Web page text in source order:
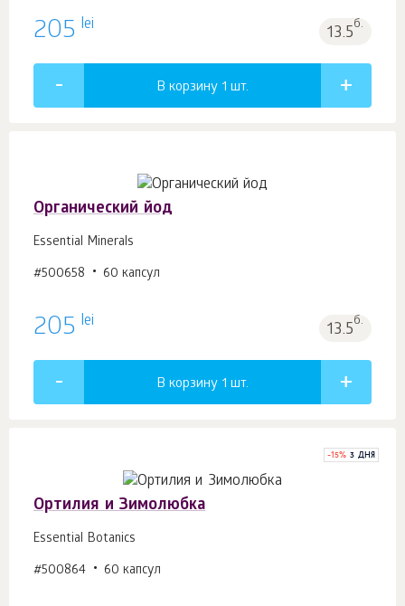
205 lei 13.5б.
В корзину 1 шт.
Органический йод
Essential Minerals
#500658 60 капсул
205 lei 13.5б.
В корзину 1 шт.
-15% 3 ДНЯ
Ортилия и Зимолюбка
Essential Botanics
#500864 60 капсул